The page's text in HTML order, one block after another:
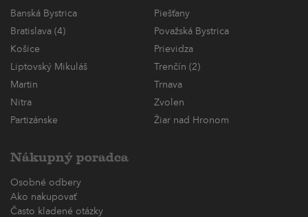
Banská Bystrica
Piešťany
Bratislava (4)
Považská Bystrica
Košice
Prievidza
Liptovský Mikuláš
Trenčín (2)
Martin
Trnava
Nitra
Zvolen
Partizánske
Žiar nad Hronom
Nákupný poradca
Osobné odbery
Ako nakupovať
Často kladené otázky